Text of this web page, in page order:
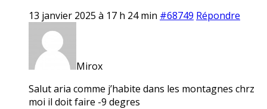
13 janvier 2025 à 17 h 24 min #68749 Répondre
Mirox
Salut aria comme j’habite dans les montagnes chrz
moi il doit faire -9 degres